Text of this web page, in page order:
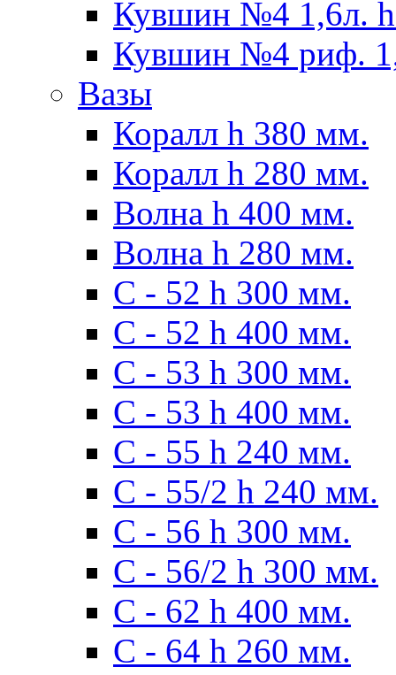
Кувшин №4 1,6л.
Кувшин №4 риф.
Вазы
Коралл h 380 мм.
Коралл h 280 мм.
Волна h 400 мм.
Волна h 280 мм.
C - 52 h 300 мм.
C - 52 h 400 мм.
С - 53 h 300 мм.
С - 53 h 400 мм.
С - 55 h 240 мм.
С - 55/2 h 240 мм.
С - 56 h 300 мм.
С - 56/2 h 300 мм.
С - 62 h 400 мм.
С - 64 h 260 мм.